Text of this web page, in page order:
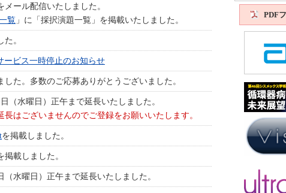
ール配信いたしました。
覧 」に「採択演題一覧」を掲載いたしました。
。
ービス一時停止のお知らせ
した。多数のご応募ありがとうございました。
（水曜日）正午まで延長いたしました。
はございませんのでご登録をお願いいたします。
を掲載しました。
掲載しました。
（水曜日）正午まで延長いたしました。
PDF